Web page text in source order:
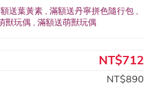
送葉黃素 , 滿額送丹寧拼色隨行包 ,
獸玩偶 , 滿額送萌獸玩偶
NT$712
NT$890